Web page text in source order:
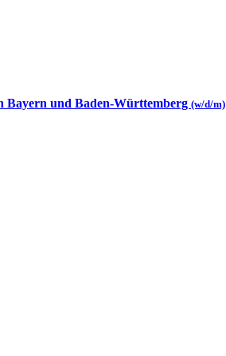
Bayern und Baden-Württemberg (w/d/m)